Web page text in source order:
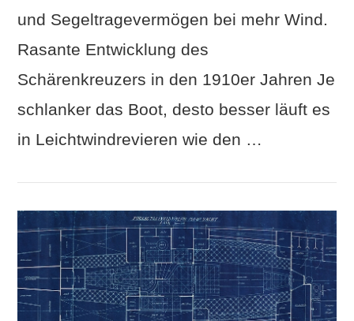
und Segeltragevermögen bei mehr Wind.
Rasante Entwicklung des
Schärenkreuzers in den 1910er Jahren Je
schlanker das Boot, desto besser läuft es
in Leichtwindrevieren wie den …